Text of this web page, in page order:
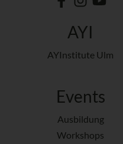
AYI
AYInstitute Ulm
Events
Ausbildung
Workshops